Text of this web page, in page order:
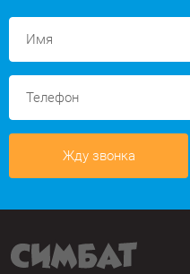
Жду звонка